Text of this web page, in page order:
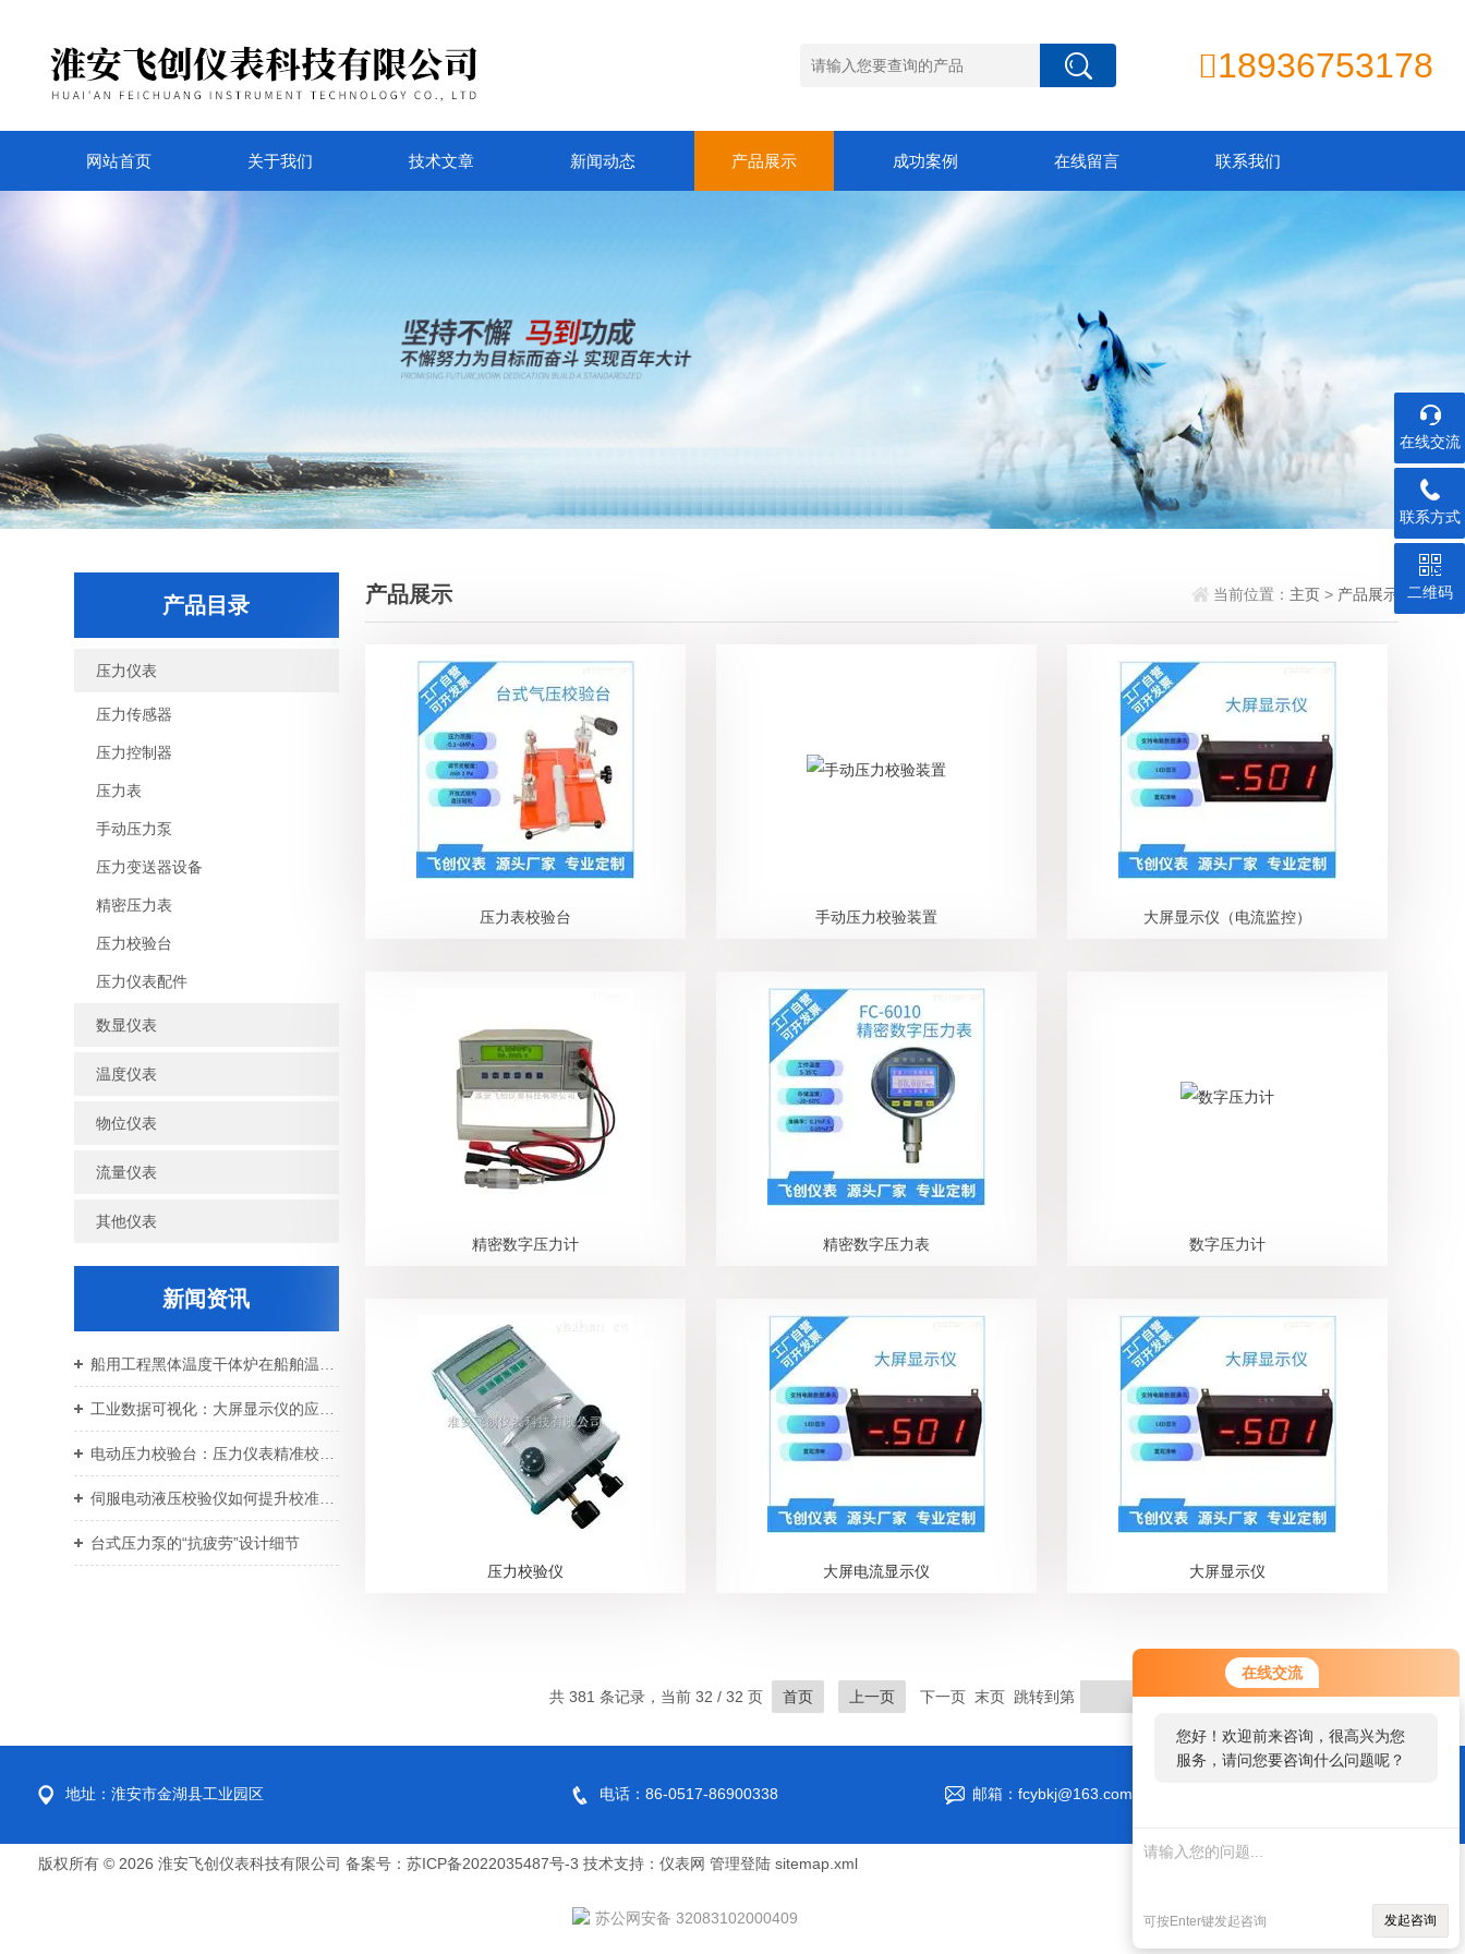
在线交流
您好！欢迎前来咨询，很高兴为您
服务，请问您要咨询什么问题呢？
可按Enter键发起咨询 发起咨询
18936753178
网站首页 关于我们 技术文章 新闻动态 产品展示 成功案例 在线留言 联系我们
产品目录
压力仪表
压力传感器
压力控制器
压力表
手动压力泵
压力变送器设备
精密压力表
压力校验台
压力仪表配件
数显仪表
温度仪表
物位仪表
流量仪表
其他仪表
新闻资讯
伺服电动液压校验仪如何提升校准效率与重复性
台式压力泵的“抗疲劳”设计细节
产品展示 当前位置： 主页> 产品展示
压力表校验台 手动压力校验装置 大屏显示仪（电流监控）
精密数字压力计 精密数字压力表 数字压力计
压力校验仪 大屏电流显示仪 大屏显示仪
共 381 条记录，当前 32 / 32 页 首页 上一页 下一页 末页 跳转到第 页
地址：淮安市金湖县工业园区 电话：86-0517-86900338 邮箱：fcybkj@163.com
版权所有 © 2026 淮安飞创仪表科技有限公司 备案号：苏ICP备2022035487号-3 技术支持： 仪表网 管理登陆 sitemap.xml
在线交流
联系方式
二维码
苏公网安备 32083102000409